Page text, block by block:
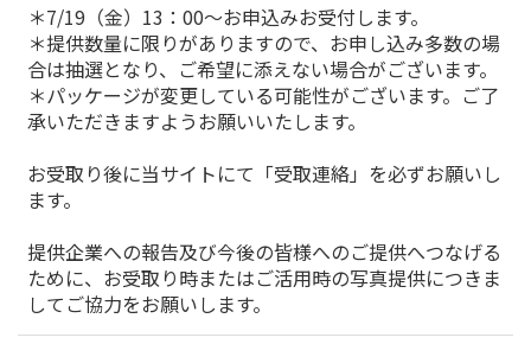
＊7/19（金）13：00～お申込みお受付します。
＊提供数量に限りがありますので、お申し込み多数の場
合は抽選となり、ご希望に添えない場合がございます。
＊パッケージが変更している可能性がございます。ご了
承いただきますようお願いいたします。
お受取り後に当サイトにて「受取連絡」を必ずお願いし
ます。
提供企業への報告及び今後の皆様へのご提供へつなげる
ために、お受取り時またはご活用時の写真提供につきま
してご協力をお願いします。